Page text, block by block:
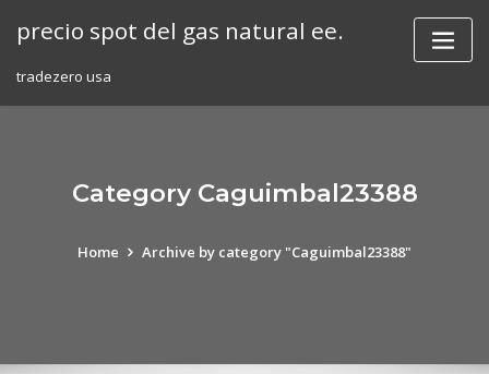
precio spot del gas natural ee.
tradezero usa
Category Caguimbal23388
Home Archive by category "Caguimbal23388"